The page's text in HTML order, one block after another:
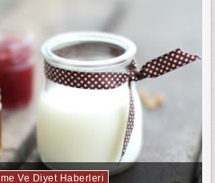
Ve Diyet Haberleri